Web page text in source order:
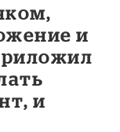
и
и